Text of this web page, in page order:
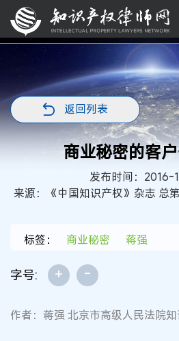
返回列表
商业秘密的客
发布时间：2016-
来源：《中国知识产权》杂志 总
标签： 商业秘密 蒋强
字号: + -
作者：蒋强 北京市高级人民法院